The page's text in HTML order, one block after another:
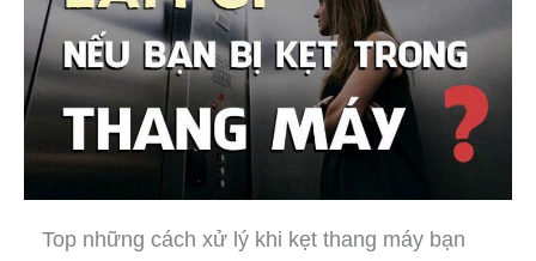
Top những cách xử lý khi kẹt thang máy bạn